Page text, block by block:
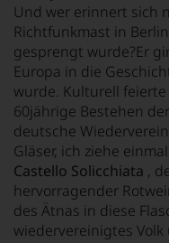
Und wer erinnert sich
Richtfunkmast in
gesprengt wurde?Er
Europa in die
wurde. Kulturell
60jährige Bestehen
deutsche
Gläser, ich ziehe
Castello Solicchiata ,
hervorragender
des Ätnas in diese
wiedervereinigtes